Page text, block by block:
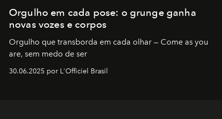
Orgulho em cada pose: o grunge ganha
novas vozes e corpos
Orgulho que transborda em cada olhar — Come as you
are, sem medo de ser
30.06.2025 por L'Officiel Brasil